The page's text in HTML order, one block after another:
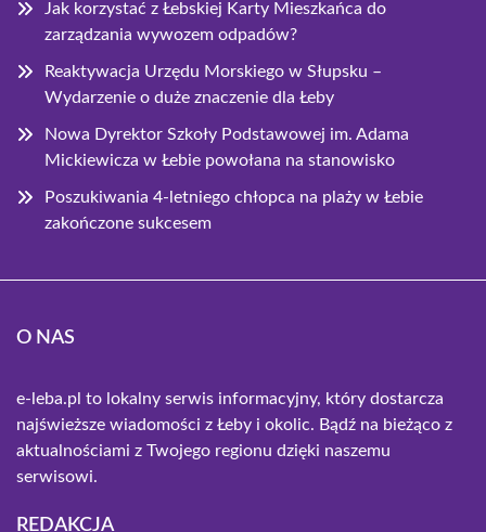
Jak korzystać z Łebskiej Karty Mieszkańca do
zarządzania wywozem odpadów?
Reaktywacja Urzędu Morskiego w Słupsku –
Wydarzenie o duże znaczenie dla Łeby
Nowa Dyrektor Szkoły Podstawowej im. Adama
Mickiewicza w Łebie powołana na stanowisko
Poszukiwania 4-letniego chłopca na plaży w Łebie
zakończone sukcesem
O NAS
e-leba.pl to lokalny serwis informacyjny, który dostarcza
najświeższe wiadomości z Łeby i okolic. Bądź na bieżąco z
aktualnościami z Twojego regionu dzięki naszemu
serwisowi.
REDAKCJA